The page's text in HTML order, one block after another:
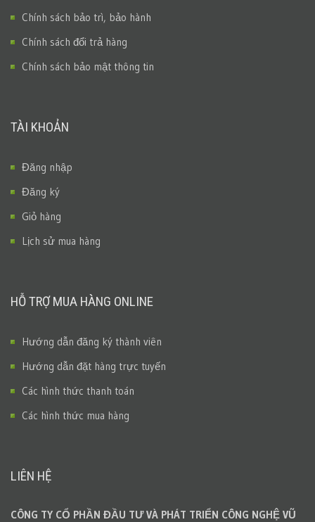
Chính sách bảo trì, bảo hành
Chính sách đổi trả hàng
Chính sách bảo mật thông tin
TÀI KHOẢN
Đăng nhập
Đăng ký
Giỏ hàng
Lịch sử mua hàng
HỖ TRỢ MUA HÀNG ONLINE
Hướng dẫn đăng ký thành viên
Hướng dẫn đặt hàng trực tuyến
Các hình thức thanh toán
Các hình thức mua hàng
LIÊN HỆ
CÔNG TY CỔ PHẦN ĐẦU TƯ VÀ PHÁT TRIỂN CÔNG NGHỆ VŨ